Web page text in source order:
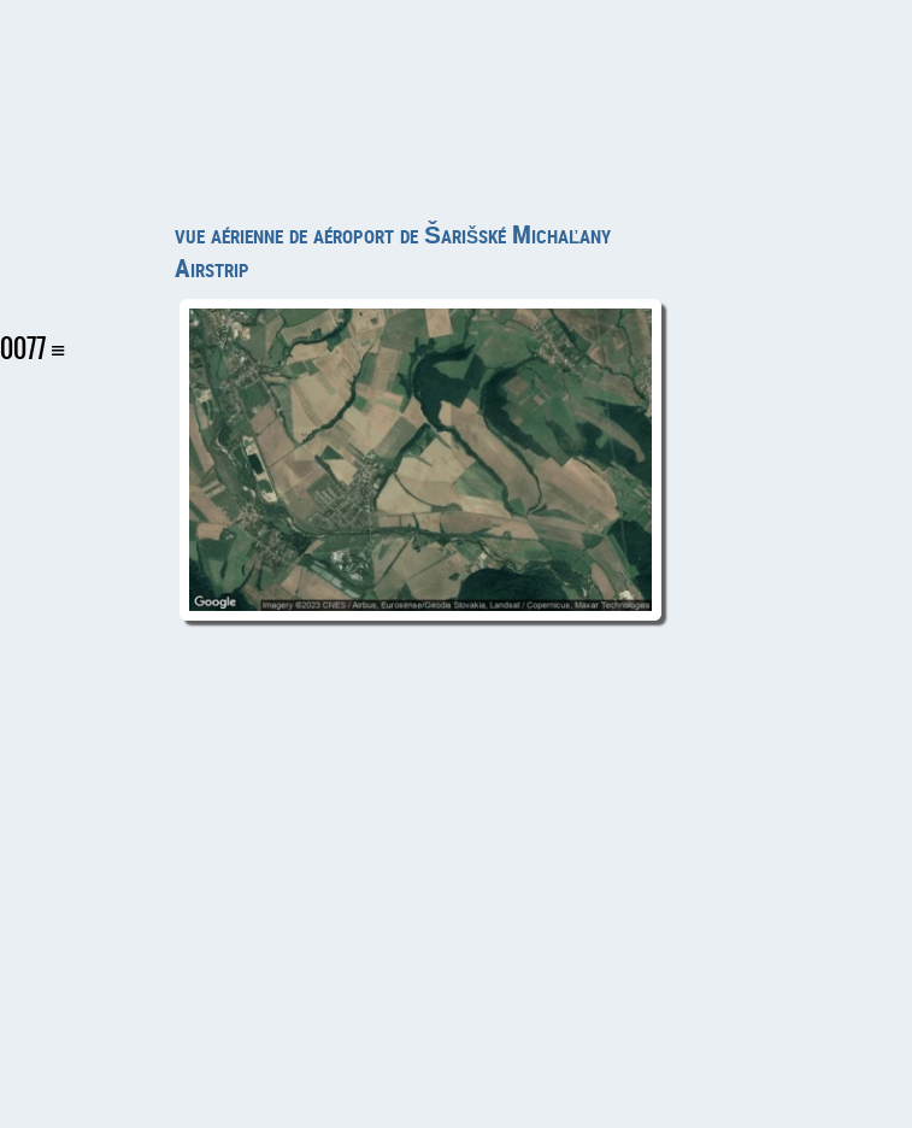
vue aérienne de aéroport de Šarišské Michaľany
Airstrip